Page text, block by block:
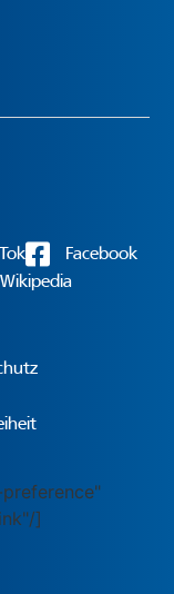
Facebook
Wikipedia
]